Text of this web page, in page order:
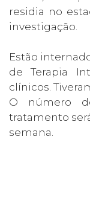
residia no
investigação.
Estão
de Terapia
clínicos.
O número
tratamento
semana.